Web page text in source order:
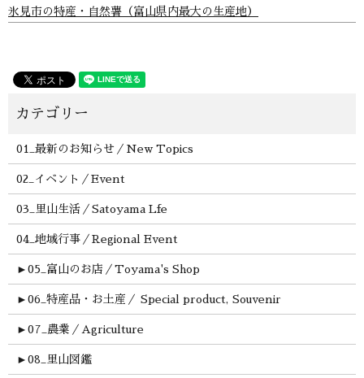
氷見市の特産・自然薯（富山県内最大の生産地）
01_最新のお知らせ／New Topics
02_イベント／Event
03_里山生活／Satoyama Lfe
04_地域行事／Regional Event
► 05_富山のお店／Toyama's Shop
► 06_特産品・お土産／ Special product, Souvenir
► 07_農業／Agriculture
► 08_里山図鑑